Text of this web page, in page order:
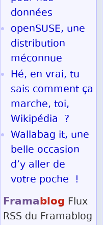
données
openSUSE, une
distribution
méconnue
Hé, en vrai, tu
sais comment ça
marche, toi,
Wikipédia ?
Wallabag it, une
belle occasion
d’y aller de
votre poche !
Framablog Flux
RSS du Framablog